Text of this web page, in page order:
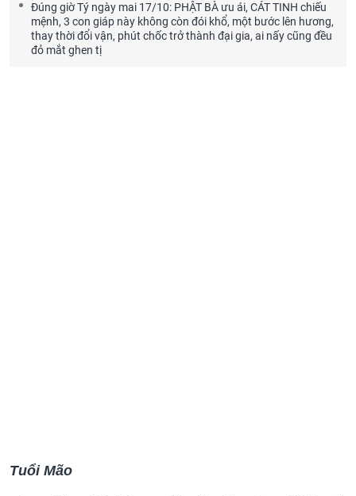
Đúng giờ Tý ngày mai 17/10: PHẬT BÀ ưu ái, CÁT TINH chiếu
mệnh, 3 con giáp này không còn đói khổ, một bước lên hương,
thay thời đổi vận, phút chốc trở thành đại gia, ai nấy cũng đều
đỏ mắt ghen tị
Tuổi Mão